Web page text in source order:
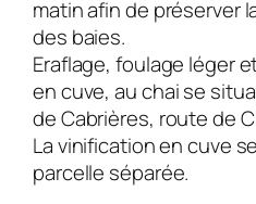
matin afin de préserver
des baies.
Eraflage, foulage léger
en cuve, au chai se
de Cabrières, route de
La vinification en cuve
parcelle séparée.